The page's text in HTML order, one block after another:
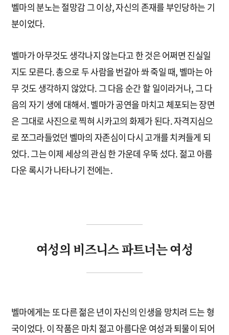
벨마의 분노는 절망감 그 이상, 자신의 존재를 부인당하는 기
분이었다.
벨마가 아무것도 생각나지 않는다고 한 것은 어쩌면 진실일
지도 모른다. 총으로 두 사람을 번갈아 쏴 죽일 때, 벨마는 아
무 것도 생각하지 않았다. 그 다음 순간 할 일이라거나, 그 다
음의 자기 생에 대해서. 벨마가 공연을 마치고 체포되는 장면
은 그대로 사진으로 찍혀 시카고의 화제가 된다. 자격지심으
로 쪼그라들었던 벨마의 자존심이 다시 고개를 치켜들게 되
었다. 그는 이제 세상의 관심 한 가운데 우뚝 섰다. 젊고 아름
다운 록시가 나타나기 전에는.
여성의 비즈니스 파트너는 여성
벨마에게는 또 다른 젊은 년이 자신의 인생을 망치려 드는 형
국이었다. 이 작품은 마치 젊고 아름다운 여성과 퇴물이 되어